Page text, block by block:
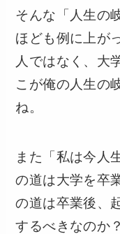
そんな「人生の
ほども例に上が
人ではなく、大
こが俺の人生の
ね。
また「私は今人
の道は大学を卒
の道は卒業後、
するべきなのか